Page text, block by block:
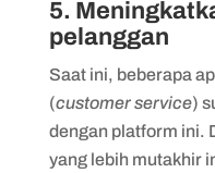
5.
pelanggan
Saat ini, beberapa
(customer service)
dengan platform ini.
yang lebih mutakhir